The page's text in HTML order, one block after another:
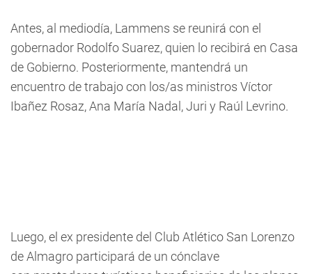
Antes, al mediodía, Lammens se reunirá con el
gobernador Rodolfo Suarez, quien lo recibirá en Casa
de Gobierno. Posteriormente, mantendrá un
encuentro de trabajo con los/as ministros Víctor
Ibañez Rosaz, Ana María Nadal, Juri y Raúl Levrino.
Luego, el ex presidente del Club Atlético San Lorenzo
de Almagro participará de un cónclave